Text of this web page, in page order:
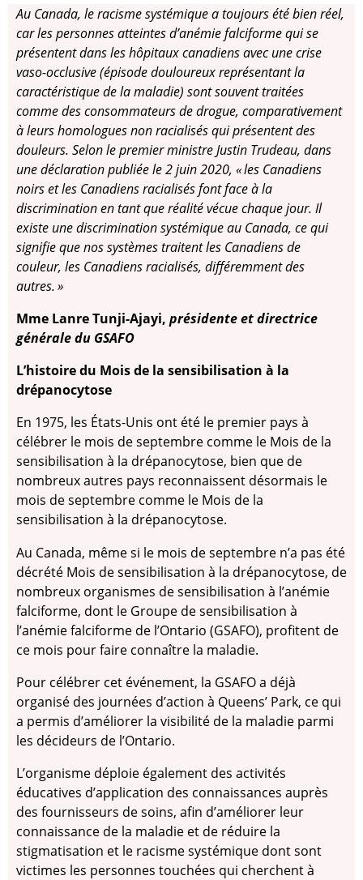
Au Canada, le racisme systémique a toujours été bien réel,
car les personnes atteintes d’anémie falciforme qui se
présentent dans les hôpitaux canadiens avec une crise
vaso-occlusive (épisode douloureux représentant la
caractéristique de la maladie) sont souvent traitées
comme des consommateurs de drogue, comparativement
à leurs homologues non racialisés qui présentent des
douleurs. Selon le premier ministre Justin Trudeau, dans
une déclaration publiée le 2 juin 2020, « les Canadiens
noirs et les Canadiens racialisés font face à la
discrimination en tant que réalité vécue chaque jour. Il
existe une discrimination systémique au Canada, ce qui
signifie que nos systèmes traitent les Canadiens de
couleur, les Canadiens racialisés, différemment des
autres. »
Mme Lanre Tunji-Ajayi, présidente et directrice
générale du GSAFO
L’histoire du Mois de la sensibilisation à la
drépanocytose
En 1975, les États-Unis ont été le premier pays à
célébrer le mois de septembre comme le Mois de la
sensibilisation à la drépanocytose, bien que de
nombreux autres pays reconnaissent désormais le
mois de septembre comme le Mois de la
sensibilisation à la drépanocytose.
Au Canada, même si le mois de septembre n’a pas été
décrété Mois de sensibilisation à la drépanocytose, de
nombreux organismes de sensibilisation à l’anémie
falciforme, dont le Groupe de sensibilisation à
l’anémie falciforme de l’Ontario (GSAFO), profitent de
ce mois pour faire connaître la maladie.
Pour célébrer cet événement, la GSAFO a déjà
organisé des journées d’action à Queens’ Park, ce qui
a permis d’améliorer la visibilité de la maladie parmi
les décideurs de l’Ontario.
L’organisme déploie également des activités
éducatives d’application des connaissances auprès
des fournisseurs de soins, afin d’améliorer leur
connaissance de la maladie et de réduire la
stigmatisation et le racisme systémique dont sont
victimes les personnes touchées qui cherchent à